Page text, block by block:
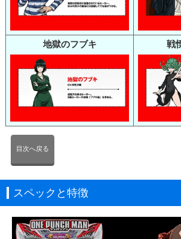
地獄のフブキ 戦
目次へ戻る
スペックと特徴